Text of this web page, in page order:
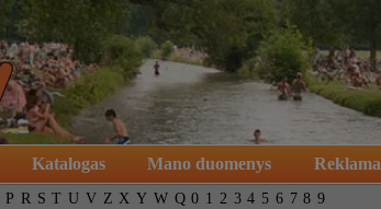
Katalogas Mano duomenys Reklama
P R S T U V Z X Y W Q 0 1 2 3 4 5 6 7 8 9